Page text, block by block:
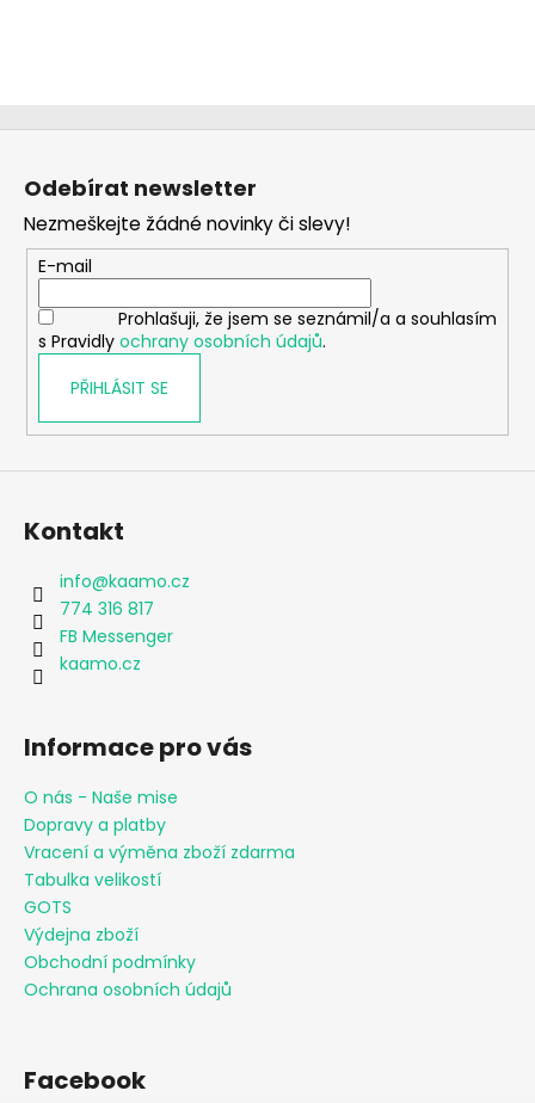
Z
Odebírat newsletter
Nezmeškejte žádné novinky či slevy!
E-mail
Prohlašuji, že jsem se seznámil/a a souhlasím
s Pravidly ochrany osobních údajů.
PŘIHLÁSIT SE
Kontakt
info@kaamo.cz
774 316 817
FB Messenger
kaamo.cz
Informace pro vás
O nás - Naše mise
Dopravy a platby
Vracení a výměna zboží zdarma
Tabulka velikostí
GOTS
Výdejna zboží
Obchodní podmínky
Ochrana osobních údajů
Facebook